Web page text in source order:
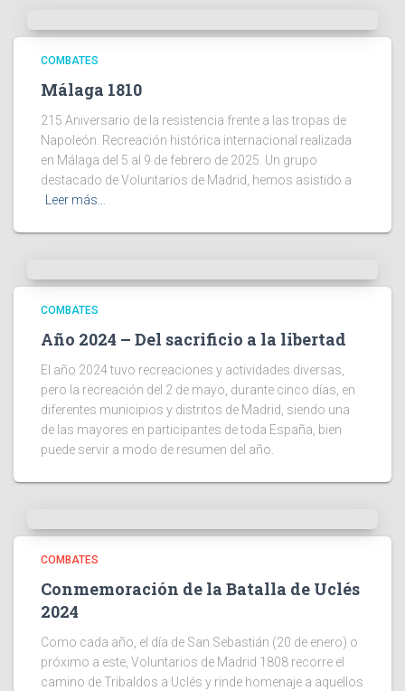
COMBATES
Málaga 1810
215 Aniversario de la resistencia frente a las tropas de
Napoleón. Recreación histórica internacional realizada
en Málaga del 5 al 9 de febrero de 2025. Un grupo
destacado de Voluntarios de Madrid, hemos asistido a
Leer más…
COMBATES
Año 2024 – Del sacrificio a la libertad
El año 2024 tuvo recreaciones y actividades diversas,
pero la recreación del 2 de mayo, durante cinco días, en
diferentes municipios y distritos de Madrid, siendo una
de las mayores en participantes de toda España, bien
puede servir a modo de resumen del año.
COMBATES
Conmemoración de la Batalla de Uclés
2024
Como cada año, el día de San Sebastián (20 de enero) o
próximo a este, Voluntarios de Madrid 1808 recorre el
camino de Tribaldos a Uclés y rinde homenaje a aquellos